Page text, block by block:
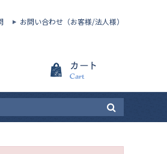
お問い合わせ（お客様/法人様）